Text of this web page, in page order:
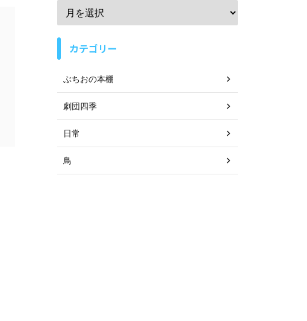
カテゴリー
ぶちおの本棚
劇団四季
日常
鳥